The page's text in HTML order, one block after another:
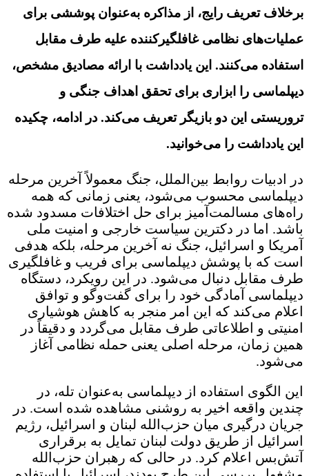
برخلاف تعریف رایج، از مذاکره به‌عنوان پوششی برای
عملیات‌های نظامی غافلگیرکننده علیه طرف مقابل
استفاده می‌کنند. این یادداشت با ارائه مصادیق مشخص،
دیپلماسی را ابزاری برای تحقق اهداف جنگی و
تروریستی این دو بازیگر تعریف می‌کند. در ادامه، چکیده
این یادداشت را می‌خوانید.
در ادبیات روابط بین‌الملل، جنگ معمولاً آخرین مرحله
دیپلماسی محسوب می‌شود، یعنی زمانی که همه
راه‌های مسالمت‌آمیز برای حل اختلافات مسدود شده
باشد. اما در دکترین سیاست خارجی و امنیت ملی
آمریکا و اسرائیل، جنگ نه آخرین مرحله، بلکه هدفی
است که با پوشش دیپلماسی برای فریب و غافلگیری
طرف مقابل دنبال می‌شود. در این رویکرد، دستگاه
دیپلماسی آمادگی خود را برای گفت‌وگو و توافق
اعلام می‌کند که این امر منجر به کاهش هوشیاری
امنیتی و اطلاعاتی طرف مقابل می‌گردد و دقیقاً در
همین زمان، مرحله اصلی یعنی حمله نظامی آغاز
می‌شود.
این الگوی استفاده از دیپلماسی به‌عنوان تله، در
چندین واقعه اخیر به روشنی مشاهده شده است. در
جریان درگیری میان حزب‌الله لبنان و اسرائیل، رژیم
اسرائیل از طریق دولت لبنان تمایل به برقراری
آتش‌بس اعلام کرد. در حالی که رهبران حزب‌الله